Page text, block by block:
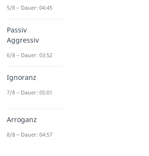
5/8 – Dauer: 04:45
Passiv
Aggressiv
6/8 – Dauer: 03:52
Ignoranz
7/8 – Dauer: 05:01
Arroganz
8/8 – Dauer: 04:57